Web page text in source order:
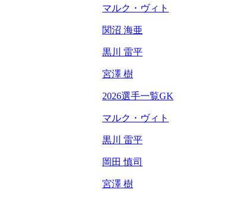
マルク・ヴィト
関沼 海亜
黒川 雷平
宮澤 樹
2026選手一覧GK
マルク・ヴィト
黒川 雷平
岡田 慎司
宮澤 樹